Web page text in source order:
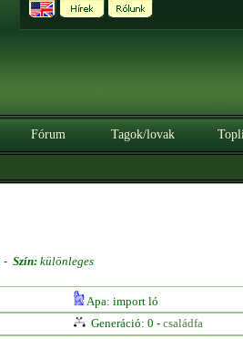
Fórum Tagok/lovak
- Szín: különleges
Apa: import ló
Generáció: 0 - családfa